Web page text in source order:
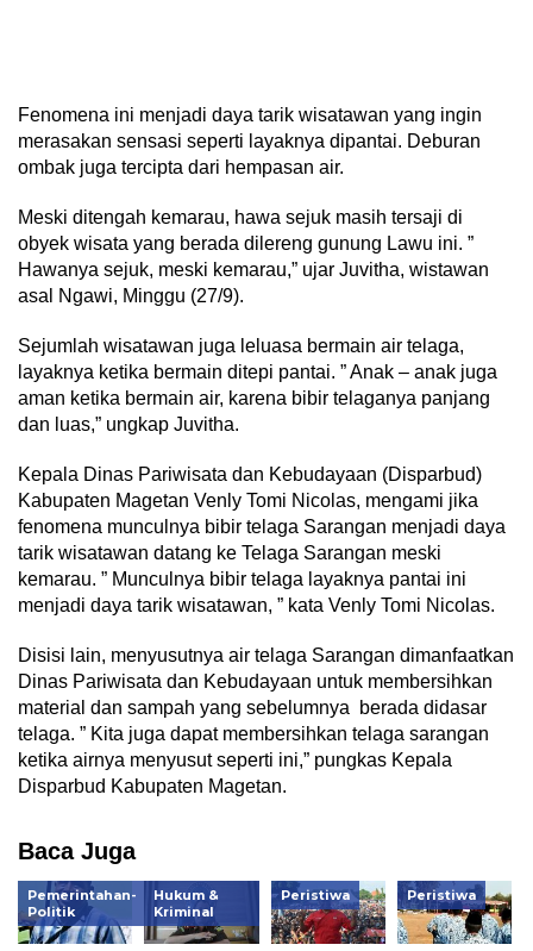
Fenomena ini menjadi daya tarik wisatawan yang ingin
merasakan sensasi seperti layaknya dipantai. Deburan
ombak juga tercipta dari hempasan air.
Meski ditengah kemarau, hawa sejuk masih tersaji di
obyek wisata yang berada dilereng gunung Lawu ini. ”
Hawanya sejuk, meski kemarau,” ujar Juvitha, wistawan
asal Ngawi, Minggu (27/9).
Sejumlah wisatawan juga leluasa bermain air telaga,
layaknya ketika bermain ditepi pantai. ” Anak – anak juga
aman ketika bermain air, karena bibir telaganya panjang
dan luas,” ungkap Juvitha.
Kepala Dinas Pariwisata dan Kebudayaan (Disparbud)
Kabupaten Magetan Venly Tomi Nicolas, mengami jika
fenomena munculnya bibir telaga Sarangan menjadi daya
tarik wisatawan datang ke Telaga Sarangan meski
kemarau. ” Munculnya bibir telaga layaknya pantai ini
menjadi daya tarik wisatawan, ” kata Venly Tomi Nicolas.
Disisi lain, menyusutnya air telaga Sarangan dimanfaatkan
Dinas Pariwisata dan Kebudayaan untuk membersihkan
material dan sampah yang sebelumnya berada didasar
telaga. ” Kita juga dapat membersihkan telaga sarangan
ketika airnya menyusut seperti ini,” pungkas Kepala
Disparbud Kabupaten Magetan.
Baca Juga
Pemerintahan-
Politik
Hukum &
Kriminal
Peristiwa Peristiwa